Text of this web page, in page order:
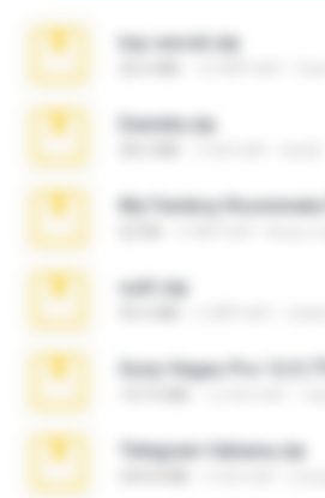
top secret.zip
Daniela.zip
My Femboy
ouh!.zip
Telegram fabiana.zip